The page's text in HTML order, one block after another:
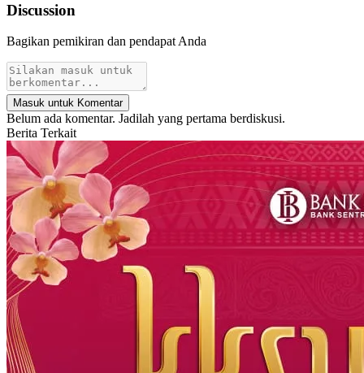
Discussion
Bagikan pemikiran dan pendapat Anda
Masuk untuk Komentar
Belum ada komentar. Jadilah yang pertama berdiskusi.
Berita Terkait